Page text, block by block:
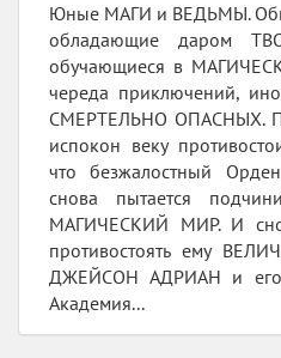
Юные МАГИ и ВЕДЬМЫ.
обладающие даром
обучающиеся в
череда приключений,
СМЕРТЕЛЬНО ОПАСНЫХ.
испокон веку
что безжалостный
снова пытается
МАГИЧЕСКИЙ МИР. И
противостоять ему
ДЖЕЙСОН АДРИАН и его
Академия...